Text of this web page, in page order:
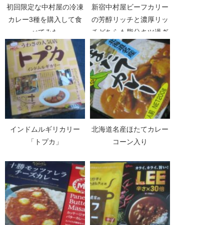
初回限定な中村屋の冷凍
カレー3種を購入して食
べてみた
新宿中村屋ビーフカリー
の芳醇リッチと濃厚リッ
チどちらも脂分キツ過ぎ
だった
インドムルギリカリー
「トプカ」
北海道名産ほたてカレー
コーン入り